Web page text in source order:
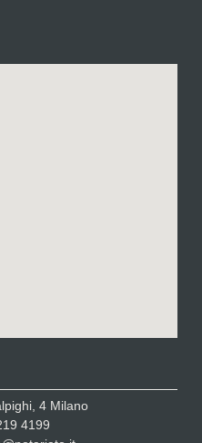
4 Milano
4199